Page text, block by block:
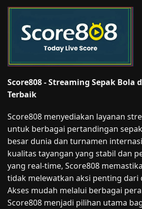
Score808 - Streaming Sepak Bola
Terbaik
Score808 menyediakan layanan
untuk berbagai pertandingan
besar dunia dan turnamen
kualitas tayangan yang stabil dan
yang real-time, Score808
tidak melewatkan aksi penting dari
Akses mudah melalui berbagai
Score808 menjadi pilihan utama